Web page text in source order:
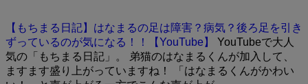
【もちまる日記】はなまるの足は障害？病気？後ろ足を引き
ずっているのが気になる！！【YouTube】
YouTubeで大人
気の「もちまる日記」。 弟猫のはなまるくんが加入して、
ますます盛り上がっていますね！ 「はなまるくんがかわい